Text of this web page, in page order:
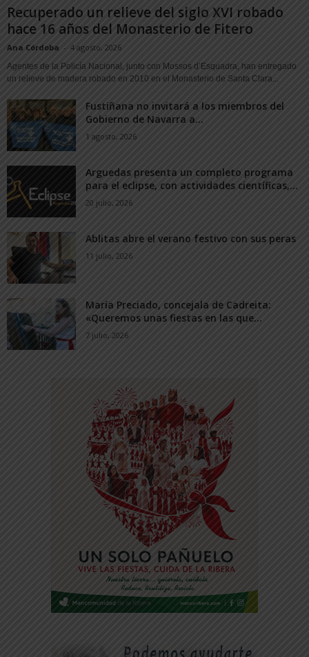
Recuperado un relieve del siglo XVI robado
hace 16 años del Monasterio de Fitero
Ana Córdoba - 4 agosto, 2026
Agentes de la Policía Nacional, junto con Mossos d’Esquadra, han entregado
un relieve de madera robado en 2010 en el Monasterio de Santa Clara...
Fustiñana no invitará a los miembros del
Gobierno de Navarra a...
1 agosto, 2026
Arguedas presenta un completo programa
para el eclipse, con actividades científicas,...
20 julio, 2026
Ablitas abre el verano festivo con sus peras
11 julio, 2026
María Preciado, concejala de Cadreita:
«Queremos unas fiestas en las que...
7 julio, 2026